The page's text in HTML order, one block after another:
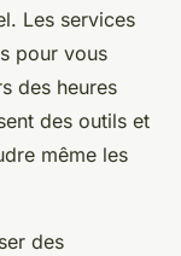
Les services
pour vous
des heures
des outils et
même les
des